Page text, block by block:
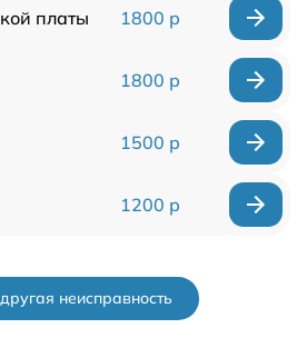
платы 1800 р
1800 р
1500 р
1200 р
неисправность